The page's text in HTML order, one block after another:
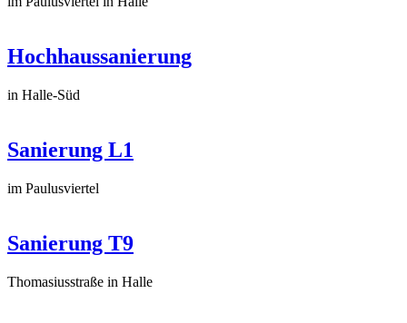
Hochhaussanierung
in Halle-Süd
Sanierung L1
im Paulusviertel
Sanierung T9
Thomasiusstraße in Halle